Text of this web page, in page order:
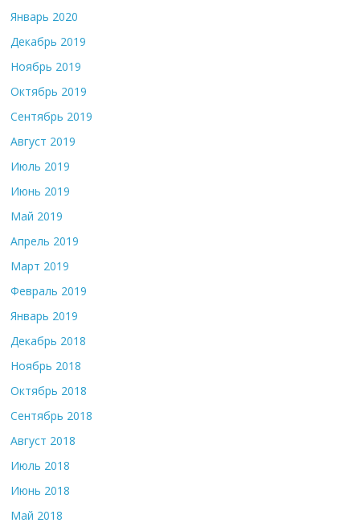
Январь 2020
Декабрь 2019
Ноябрь 2019
Октябрь 2019
Сентябрь 2019
Август 2019
Июль 2019
Июнь 2019
Май 2019
Апрель 2019
Март 2019
Февраль 2019
Январь 2019
Декабрь 2018
Ноябрь 2018
Октябрь 2018
Сентябрь 2018
Август 2018
Июль 2018
Июнь 2018
Май 2018